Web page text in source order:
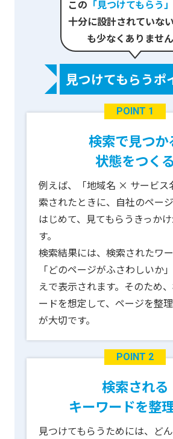
この 「見つけてもらう」
十分に設計されていな
も少なくありません
見つけてもらうポ
POINT 1
検索で見つか
状態をつくる
例えば、「地域名 × サービス
索されたときに、自社のペー
はじめて、見てもらうきっか
す。
検索結果には、検索されたワ
「どのページがふさわしいか
えで表示されます。そのため
ードを想定して、ページを整
が大切です。
POINT 2
検索される
キーワードを整
見つけてもらうためには、ど